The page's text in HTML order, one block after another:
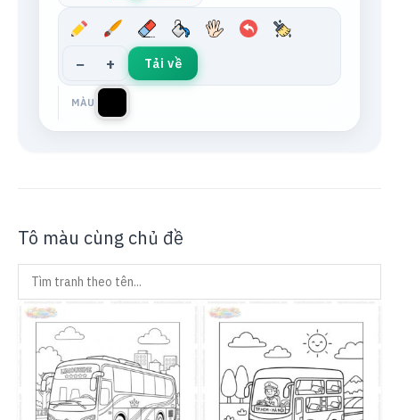
− + Tải về
MÀU
Tô màu cùng chủ đề